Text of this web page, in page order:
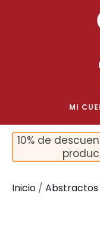
MI
10% de
Inicio / Abstractos